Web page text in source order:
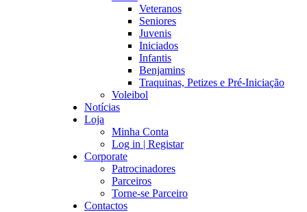
Veteranos
Seniores
Juvenis
Iniciados
Infantis
Benjamins
Traquinas, Petizes e Pré-Iniciação
Voleibol
Notícias
Loja
Minha Conta
Log in | Registar
Corporate
Patrocinadores
Parceiros
Torne-se Parceiro
Contactos